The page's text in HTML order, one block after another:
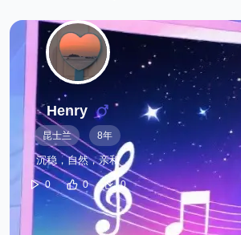
‌Henry‌
昆士兰 8年
沉稳，自然，亲和
0 0 0